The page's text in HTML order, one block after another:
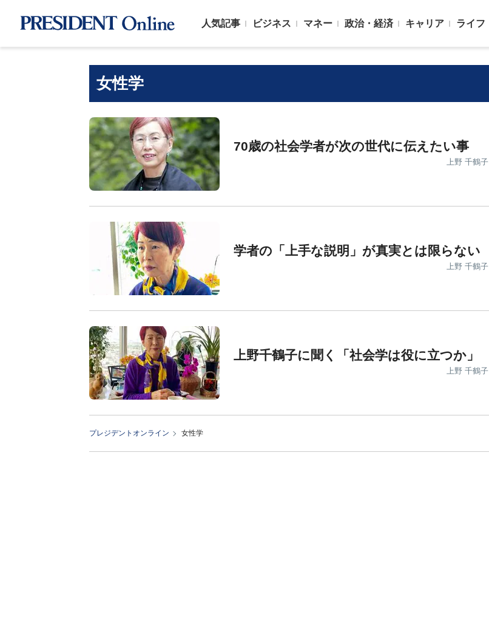
人気記事 ビジネス マネー 政治・経済 キャリア ライフ
女性学
70歳の社会学者が次の世代に伝えたい事
上野 千鶴子
学者の「上手な説明」が真実とは限らない
上野 千鶴子
上野千鶴子に聞く「社会学は役に立つか」
上野 千鶴子
プレジデントオンライン 女性学